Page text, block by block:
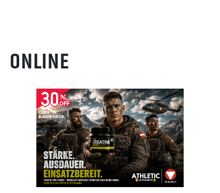
ONLINE